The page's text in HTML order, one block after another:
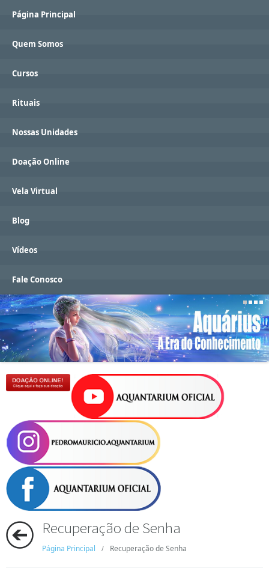
Página Principal
Quem Somos
Cursos
Rituais
Nossas Unidades
Doação Online
Vela Virtual
Blog
Vídeos
Fale Conosco
Recuperação de Senha
Página Principal / Recuperação de Senha